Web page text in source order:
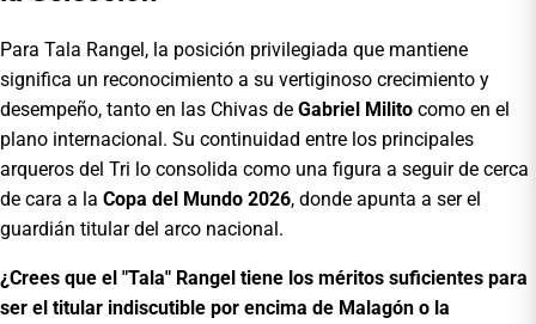
Para Tala Rangel, la posición privilegiada que mantiene
significa un reconocimiento a su vertiginoso crecimiento y
desempeño, tanto en las Chivas de Gabriel Milito como en el
plano internacional. Su continuidad entre los principales
arqueros del Tri lo consolida como una figura a seguir de cerca
de cara a la Copa del Mundo 2026, donde apunta a ser el
guardián titular del arco nacional.
¿Crees que el "Tala" Rangel tiene los méritos suficientes para
ser el titular indiscutible por encima de Malagón o la